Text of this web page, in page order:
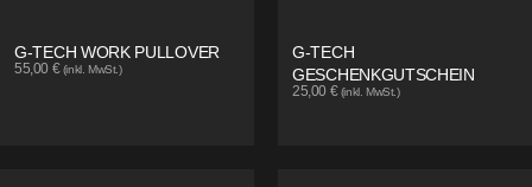
G-TECH WORK PULLOVER
55,00 € (inkl. MwSt.)
G-TECH
GESCHENKGUTSCHEIN
25,00 € (inkl. MwSt.)